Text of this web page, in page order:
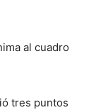
al cuadro
tres puntos